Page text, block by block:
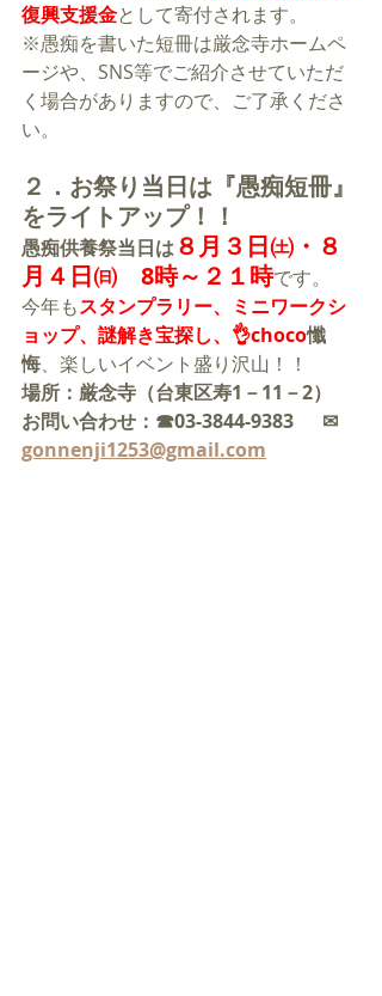
復興支援金として寄付されます。
※愚痴を書いた短冊は厳念寺ホームペ
ージや、SNS等でご紹介させていただ
く場合がありますので、ご了承くださ
い。
２．お祭り当日は『愚痴短冊』
をライトアップ！！
愚痴供養祭当日は８月３日㈯・ ８
月４日㈰　8時～２１時です。
今年もスタンプラリー、ミニワークシ
ョップ、謎解き宝探し、👌choco懺
悔、楽しいイベント盛り沢山！！
場所：厳念寺（台東区寿1－11－2）
お問い合わせ：☎03-3844-9383　  ✉
gonnenji1253@gmail.com